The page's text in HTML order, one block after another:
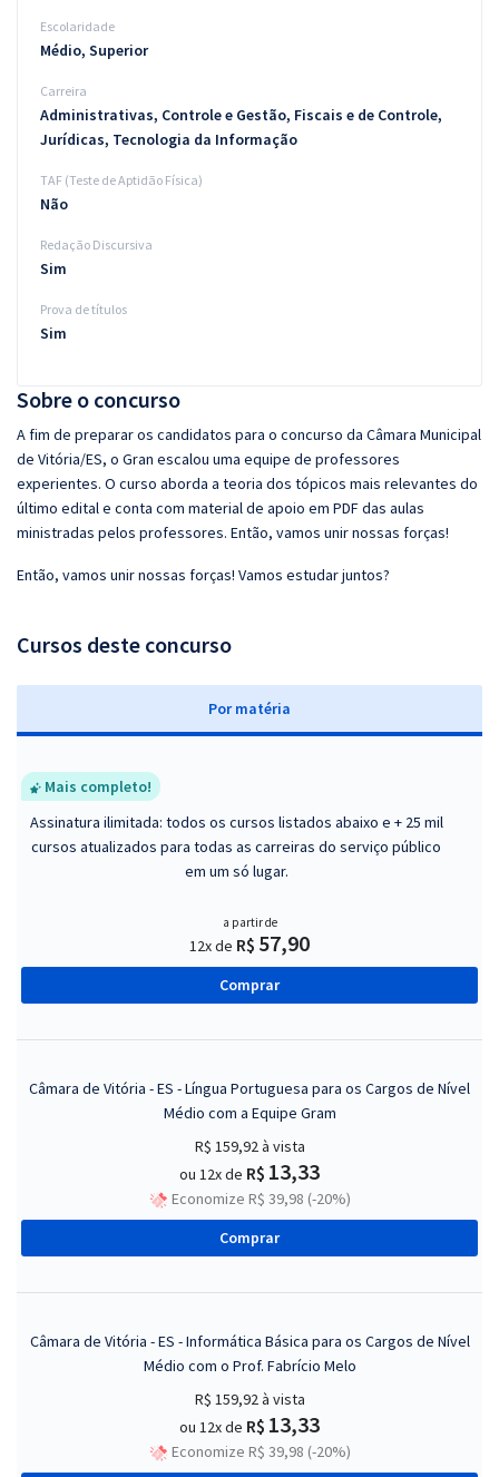
Sobre o concurso
A fim de preparar os candidatos para o concurso da Câmara Municipal
de Vitória/ES, o Gran escalou uma equipe de professores
experientes. O curso aborda a teoria dos tópicos mais relevantes do
último edital e conta com material de apoio em PDF das aulas
ministradas pelos professores. Então, vamos unir nossas forças!
Então, vamos unir nossas forças! Vamos estudar juntos?
Cursos deste concurso
Por matéria
Mais completo!
Assinatura ilimitada: todos os cursos listados abaixo e + 25 mil
cursos atualizados para todas as carreiras do serviço público
em um só lugar.
a partir de
12x de R$ 57,90
Comprar
Câmara de Vitória - ES - Língua Portuguesa para os Cargos de Nível
Médio com a Equipe Gram
R$ 159,92à vista
ou 12x de R$ 13,33
Economize R$ 39,98 (-20%)
Comprar
Câmara de Vitória - ES - Informática Básica para os Cargos de Nível
Médio com o Prof. Fabrício Melo
R$ 159,92à vista
ou 12x de R$ 13,33
Economize R$ 39,98 (-20%)
Escolaridade
Médio, Superior
Carreira
Administrativas, Controle e Gestão, Fiscais e de Controle,
Jurídicas, Tecnologia da Informação
TAF (Teste de Aptidão Física)
Não
Redação Discursiva
Sim
Prova de títulos
Sim